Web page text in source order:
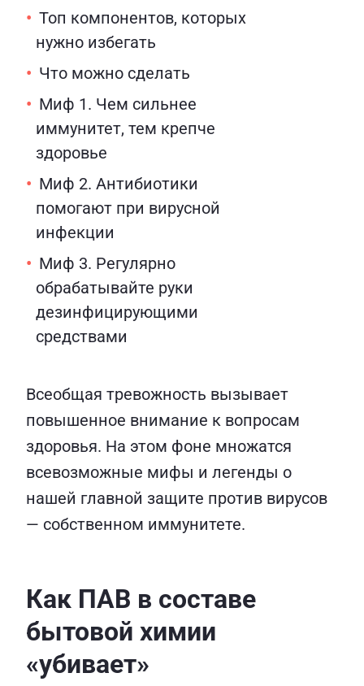
Топ компонентов, которых
нужно избегать
Что можно сделать
Миф 1. Чем сильнее
иммунитет, тем крепче
здоровье
Миф 2. Антибиотики
помогают при вирусной
инфекции
Миф 3. Регулярно
обрабатывайте руки
дезинфицирующими
средствами
Всеобщая тревожность вызывает
повышенное внимание к вопросам
здоровья. На этом фоне множатся
всевозможные мифы и легенды о
нашей главной защите против вирусов
— собственном иммунитете.
Как ПАВ в составе
бытовой химии
«убивает»